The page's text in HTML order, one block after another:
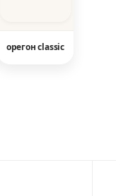
орегон classic